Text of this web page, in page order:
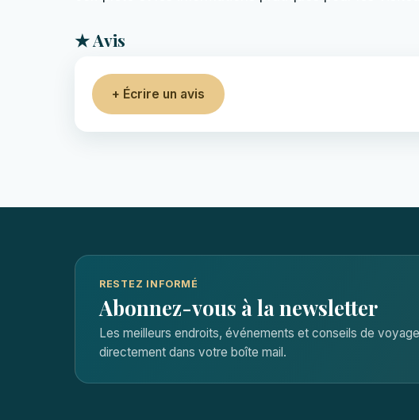
★ Avis
+ Écrire un avis
RESTEZ INFORMÉ
Abonnez-vous à la newsletter
Les meilleurs endroits, événements et conseils de
directement dans votre boîte mail.